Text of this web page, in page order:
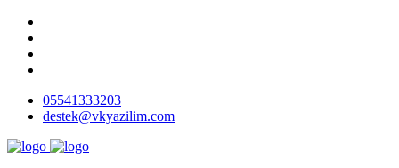
05541333203
destek@vkyazilim.com